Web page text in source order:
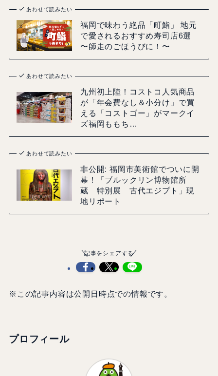
あわせて読みたい
福岡で味わう絶品「町鮨」 地元
で愛されるおすすめ寿司店6選
〜師走のごほうびに！〜
あわせて読みたい
九州初上陸！コストコ人気商品
が「年会費なし＆小分け」で買
える「コストゴー」がマークイ
ズ福岡ももち…
あわせて読みたい
非公開: 福岡市美術館でついに開
幕！「ブルックリン博物館所
蔵 特別展 古代エジプト」現
地リポート
記事をシェアする
※この記事内容は公開日時点での情報です。
プロフィール